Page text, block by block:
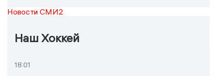
Новости СМИ2
Наш Хоккей
18:01